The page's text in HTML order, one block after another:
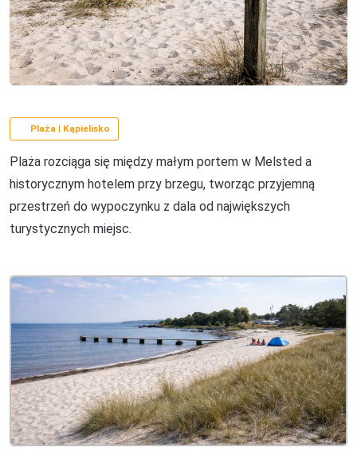
Plaża | Kąpielisko
Plaża rozciąga się między małym portem w Melsted a
historycznym hotelem przy brzegu, tworząc przyjemną
przestrzeń do wypoczynku z dala od największych
turystycznych miejsc.